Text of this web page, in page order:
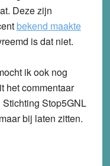
Deze zijn
bekend maakte
is dat niet.
ik ook nog
het commentaar
Stop5GNL
bij laten zitten.